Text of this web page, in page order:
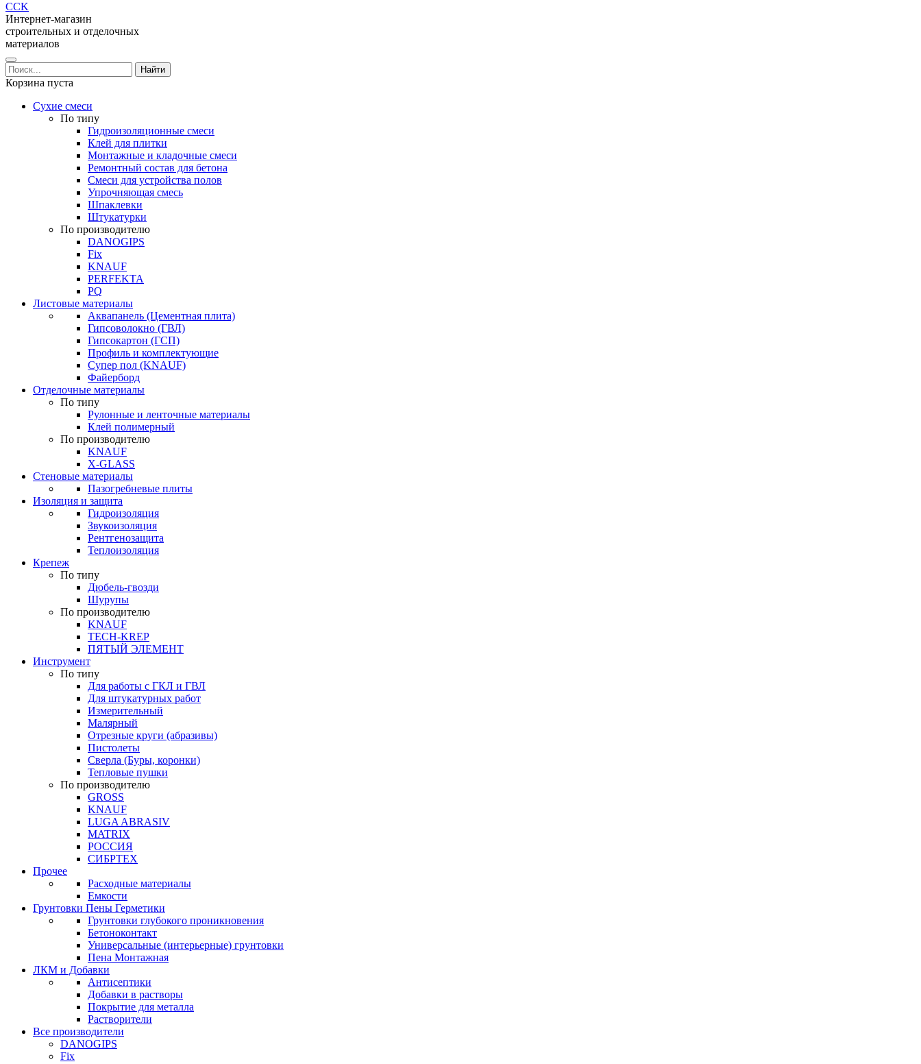
CCK
Интернет-магазин
строительных и отделочных
материалов
Корзина пуста
Сухие смеси
По типу
Гидроизоляционные смеси
Клей для плитки
Монтажные и кладочные смеси
Ремонтный состав для бетона
Смеси для устройства полов
Упрочняющая смесь
Шпаклевки
Штукатурки
По производителю
DANOGIPS
Fix
KNAUF
PERFEKTA
PQ
Листовые материалы
Аквапанель (Цементная плита)
Гипсоволокно (ГВЛ)
Гипсокартон (ГСП)
Профиль и комплектующие
Супер пол (KNAUF)
Файерборд
Отделочные материалы
По типу
Рулонные и ленточные материалы
Клей полимерный
По производителю
KNAUF
X-GLASS
Стеновые материалы
Пазогребневые плиты
Изоляция и защита
Гидроизоляция
Звукоизоляция
Рентгенозащита
Теплоизоляция
Крепеж
По типу
Дюбель-гвозди
Шурупы
По производителю
KNAUF
TECH-KREP
ПЯТЫЙ ЭЛЕМЕНТ
Инструмент
По типу
Для работы с ГКЛ и ГВЛ
Для штукатурных работ
Измерительный
Малярный
Отрезные круги (абразивы)
Пистолеты
Сверла (Буры, коронки)
Тепловые пушки
По производителю
GROSS
KNAUF
LUGA ABRASIV
MATRIX
РОССИЯ
СИБРТЕХ
Прочее
Расходные материалы
Емкости
Грунтовки Пены Герметики
Грунтовки глубокого проникновения
Бетоноконтакт
Универсальные (интерьерные) грунтовки
Пена Монтажная
ЛКМ и Добавки
Антисептики
Добавки в растворы
Покрытие для металла
Растворители
Все производители
DANOGIPS
Fix